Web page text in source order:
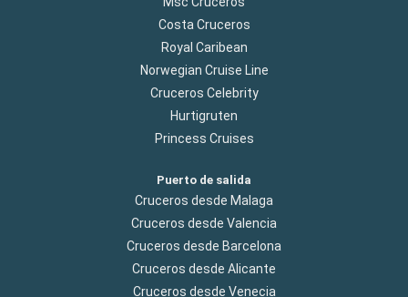
Costa Cruceros
Royal Caribean
Norwegian Cruise Line
Cruceros Celebrity
Hurtigruten
Princess Cruises
Puerto de salida
Cruceros desde Malaga
Cruceros desde Valencia
Cruceros desde Barcelona
Cruceros desde Alicante
Cruceros desde Venecia